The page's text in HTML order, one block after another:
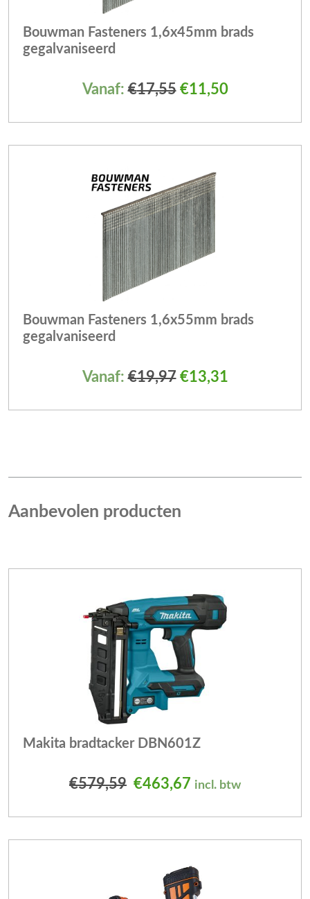
Bouwman Fasteners 1,6x45mm brads
gegalvaniseerd
Vanaf:€17,55 €11,50
Bouwman Fasteners 1,6x55mm brads
gegalvaniseerd
Vanaf:€19,97 €13,31
Aanbevolen producten
Makita bradtacker DBN601Z
€579,59 Oorspronkelijke prijs
€463,67 Huidige prijs is:
incl. btw